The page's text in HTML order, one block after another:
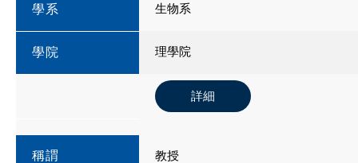
學系 生物系
學院 理學院
詳細
稱謂 教授